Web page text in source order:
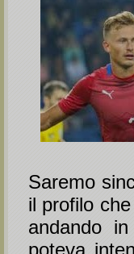
Saremo
il profilo
andando
poteva